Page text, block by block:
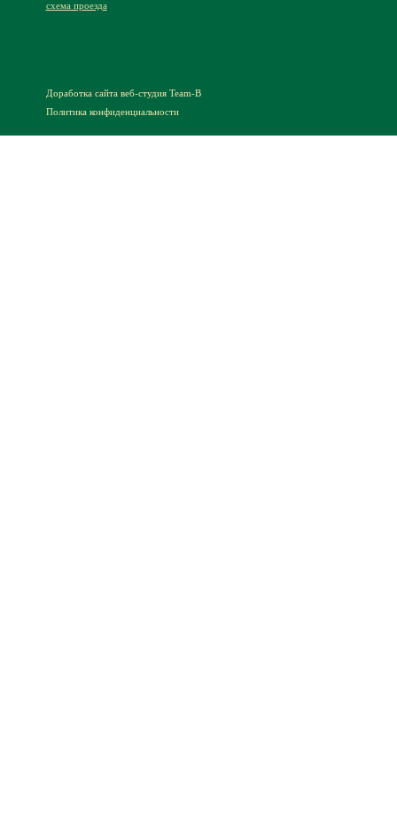
схема проезда
Доработка сайтавеб-студия Team-B
Политика конфиденциальности